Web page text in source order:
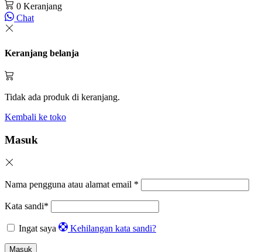
0 Keranjang
Chat
Keranjang belanja
Tidak ada produk di keranjang.
Kembali ke toko
Masuk
Nama pengguna atau alamat email *
Kata sandi*
Ingat saya Kehilangan kata sandi?
Masuk